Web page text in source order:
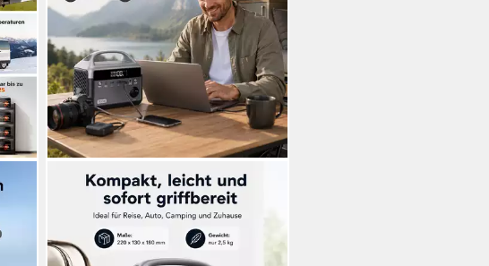
GOLDSTERN-TECH
Powerstation Tragbarer
Stromspeicher 192 Wh LiFePO4-
Akku 60000 mAh (12 V), 600 W